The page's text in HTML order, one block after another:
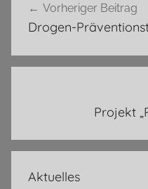
Vorheriger Beitrag
Drogen-
Projekt
Aktuelles